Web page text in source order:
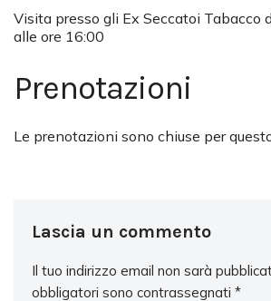
Visita presso gli Ex Seccatoi Tabacco
alle ore 16:00
Prenotazioni
Le prenotazioni sono chiuse per
Lascia un commento
Il tuo indirizzo email non sarà
obbligatori sono contrassegnati *